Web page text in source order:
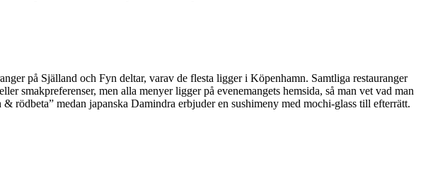
på Själland och Fyn deltar, varav de flesta ligger i Köpenhamn. Samtliga restauranger
smakpreferenser, men alla menyer ligger på evenemangets hemsida, så man vet vad man
medan japanska Damindra erbjuder en sushimeny med mochi-glass till efterrätt.